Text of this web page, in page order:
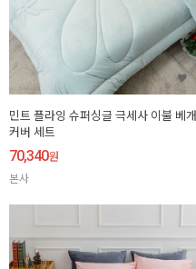
민트 플라잉 슈퍼싱글 극세사 이불 베개
커버 세트
70,340원
본사